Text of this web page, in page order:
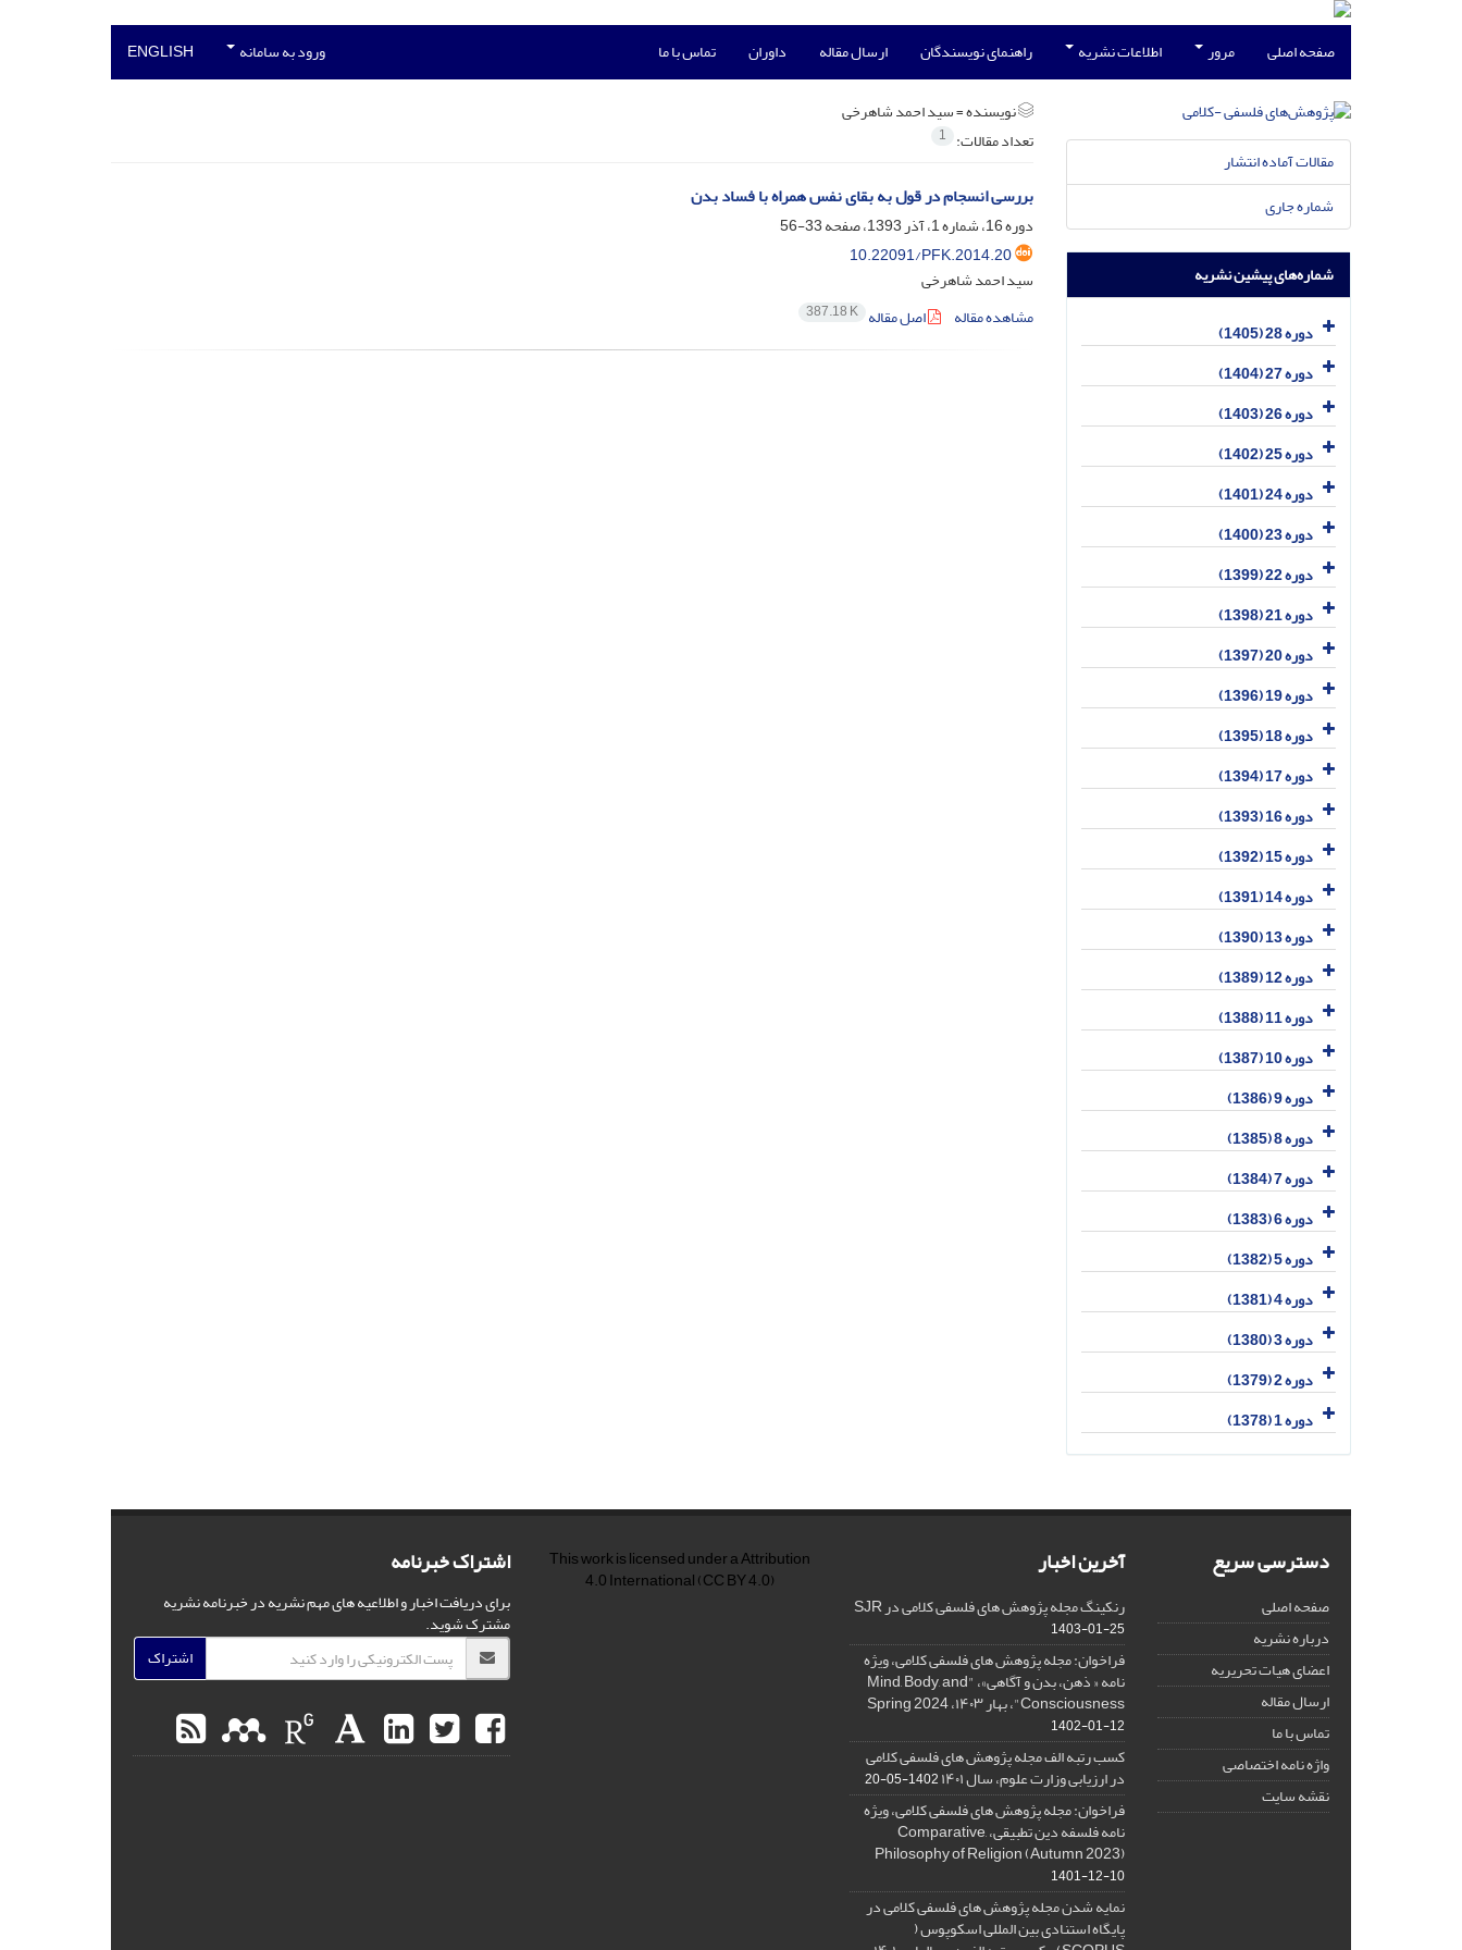
صفحه اصلی مرور اطلاعات نشریه راهنمای نویسندگان ارسال مقاله داوران تماس با ما ورود به سامانه ENGLISH
نویسنده =سید احمد شاهرخی
تعداد مقالات: 1
بررسی انسجام در قول به بقای نفس همراه با فساد بدن
دوره 16، شماره 1، آذر 1393، صفحه
33-56
10.22091/PFK.2014.20
سید احمد شاهرخی
مشاهده مقاله
اصل مقاله 387.18 K
مقالات آماده انتشار
شماره جاری
شماره‌های پیشین نشریه
دوره 28 (1405)
دوره 27 (1404)
دوره 26 (1403)
دوره 25 (1402)
دوره 24 (1401)
دوره 23 (1400)
دوره 22 (1399)
دوره 21 (1398)
دوره 20 (1397)
دوره 19 (1396)
دوره 18 (1395)
دوره 17 (1394)
دوره 16 (1393)
دوره 15 (1392)
دوره 14 (1391)
دوره 13 (1390)
دوره 12 (1389)
دوره 11 (1388)
دوره 10 (1387)
دوره 9 (1386)
دوره 8 (1385)
دوره 7 (1384)
دوره 6 (1383)
دوره 5 (1382)
دوره 4 (1381)
دوره 3 (1380)
دوره 2 (1379)
دوره 1 (1378)
دسترسی سریع
صفحه اصلی
درباره نشریه
اعضای هیات تحریریه
ارسال مقاله
تماس با ما
واژه نامه اختصاصی
نقشه سایت
آخرین اخبار
رنکینگ مجله پژوهش های فلسفی کلامی در SJR
1403-01-25
فراخوان: مجله پژوهش های فلسفی کلامی، ویژه
نامه « ذهن، بدن و آگاهی»، "Mind, Body, and
Consciousness"، بهار ۱۴۰۳، Spring 2024
1402-01-12
کسب رتبه الف مجله پژوهش های فلسفی کلامی
در ارزیابی وزارت علوم، سال ۱۴۰۱ 1402-05-20
فراخوان: مجله پژوهش های فلسفی کلامی، ویژه
نامه فلسفه دین تطبیقی، ,Comparative
Philosophy of Religion (Autumn 2023)
1401-12-10
نمایه شدن مجله پژوهش های فلسفی کلامی در
پایگاه استنادی بین المللی اسکوپوس (
This work is licensed under aAttribution
4.0 International(CC BY 4.0) اشتراک خبرنامه
برای دریافت اخبار و اطلاعیه های مهم نشریه در خبرنامه نشریه
مشترک شوید.
اشتراک